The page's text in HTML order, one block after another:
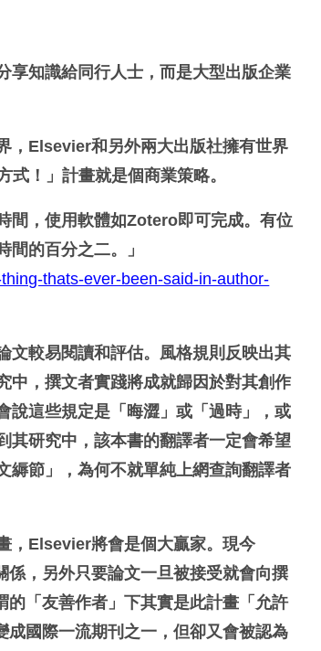
享知識給同行人士，而是大型出版企業
， Elsevier和另外兩大出版社擁有世界
！」計畫就是個商業策略。
間，使用軟體如Zotero即可完成。有位
的百分之二。」
thats-ever-been-said-in-author-
文較易閱讀和評估。風格規則反映出其
中，撰文者實踐將成就歸因於對其創作
說這些規定是「晦澀」或「過時」，或
其研究中，該本書的翻譯者一定會希望
縟節」，為何不就單純上網查詢翻譯者
，Elsevier將會是個大贏家。現今
，另外只要論文一旦被接受就會向撰
「友善作者」下其實是此計畫「允許
國際一流期刊之一，但卻又會被認為